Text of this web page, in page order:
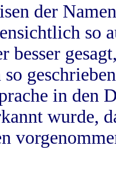
der
so
besser
so
in
wurde,